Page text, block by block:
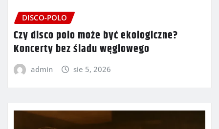
DISCO-POLO
Czy disco polo może być ekologiczne?
Koncerty bez śladu węglowego
admin sie 5, 2026